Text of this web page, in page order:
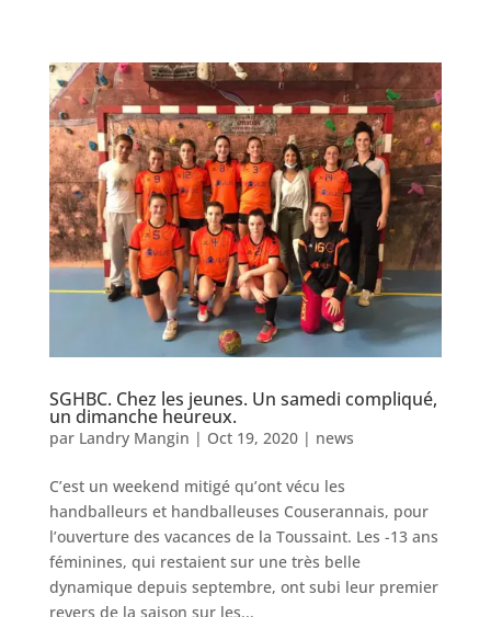
SGHBC. Chez les jeunes. Un samedi compliqué,
un dimanche heureux.
par Landry Mangin | Oct 19, 2020| news
C’est un weekend mitigé qu’ont vécu les
handballeurs et handballeuses Couserannais, pour
l’ouverture des vacances de la Toussaint. Les -13 ans
féminines, qui restaient sur une très belle
dynamique depuis septembre, ont subi leur premier
revers de la saison sur les...